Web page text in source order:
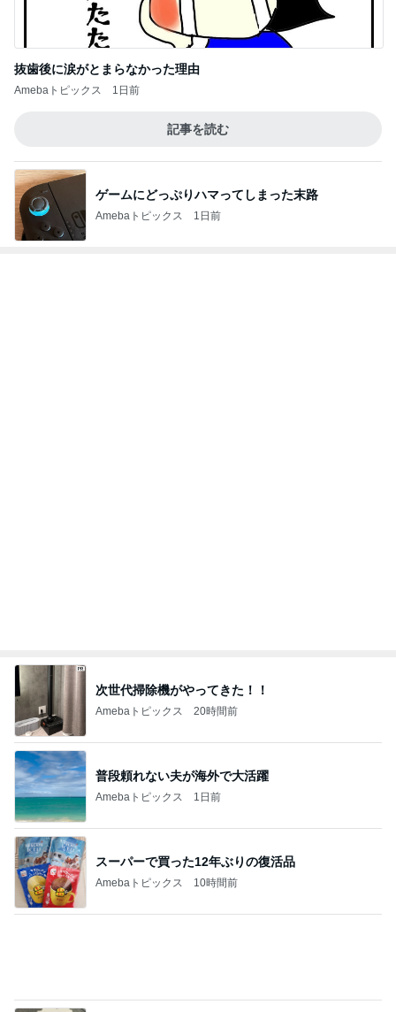
抜歯後に涙がとまらなかった理由
Amebaトピックス 1日前
記事を読む
ゲームにどっぷりハマってしまった末路
Amebaトピックス 1日前
桃 夫とドラマ鑑賞中に気づいた事